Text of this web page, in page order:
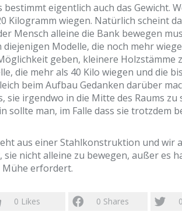
bestimmt eigentlich auch das Gewicht.
Kilogramm wiegen. Natürlich scheint
Mensch alleine die Bank bewegen
Modelle, die noch mehr
geben, kleinere
die mehr als 40 Kilo wiegen und die
beim Aufbau Gedanken darüber
sie irgendwo in die Mitte des Raums
sollte man, im Falle dass sie trotzdem
aus einer Stahlkonstruktion und wir
nicht alleine zu bewegen, außer es
erfordert.
0 Likes 0 Shares 0